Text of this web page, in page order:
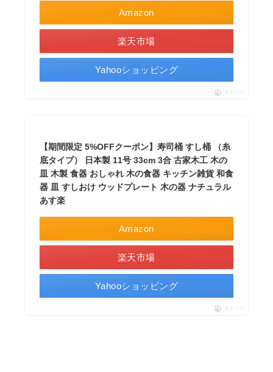
Amazon
楽天市場
Yahooショッピング
ポチップ
【期間限定 5%OFFクーポン】寿司桶 すし桶 （糸
底タイプ） 日本製 11号 33cm 3合 古家木工 木の
皿 木製 食器 おしゃれ 木の食器 キッチン雑貨 和食
器 皿 すしおけ ウッドプレート 木の器 ナチュラル
あす楽
Amazon
楽天市場
Yahooショッピング
ポチップ